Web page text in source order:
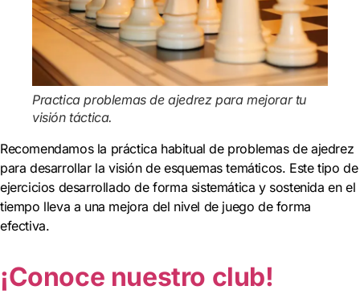
Practica problemas de ajedrez para mejorar tu
visión táctica.
Recomendamos la práctica habitual de problemas de ajedrez
para desarrollar la visión de esquemas temáticos. Este tipo de
ejercicios desarrollado de forma sistemática y sostenida en el
tiempo lleva a una mejora del nivel de juego de forma
efectiva.
¡Conoce nuestro club!